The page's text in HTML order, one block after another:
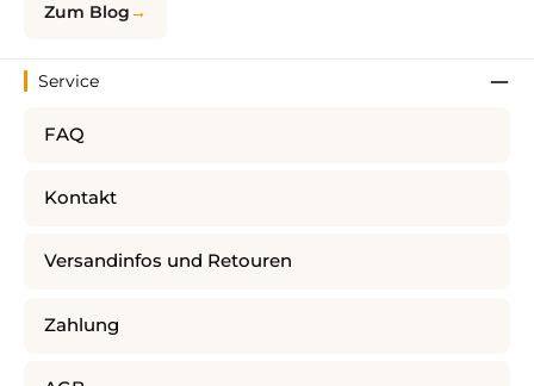
Zum Blog
Service
FAQ
Kontakt
Versandinfos und Retouren
Zahlung